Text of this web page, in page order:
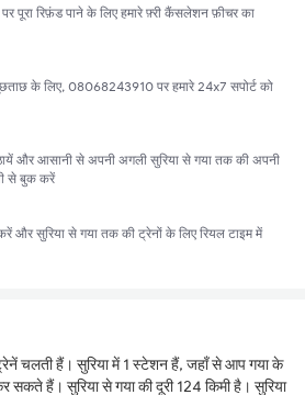
पूरा रिफ़ंड पाने के लिए हमारे फ़्री कैंसलेशन फ़ीचर का
के लिए, 08068243910 पर हमारे 24x7 सपोर्ट को
और आसानी से अपनी अगली सुरिया से गया तक की अपनी
से बुक करें
और सुरिया से गया तक की ट्रेनों के लिए रियल टाइम में
चलती हैं। सुरिया में 1 स्टेशन हैं, जहाँ से आप गया के
हैं। सुरिया से गया की दूरी 124 किमी है। सुरिया